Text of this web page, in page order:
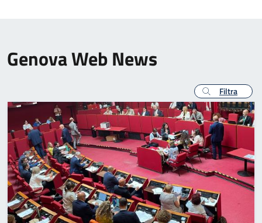
Genova Web News
Filtra